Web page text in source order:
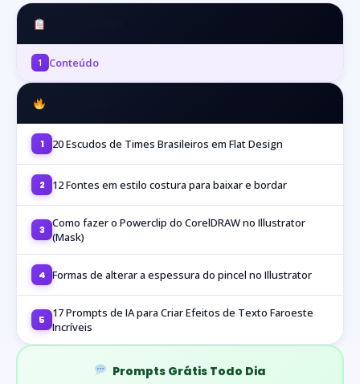
1 Conteúdo
1 20 Escudos de Times Brasileiros em Flat Design
2 12 Fontes em estilo costura para baixar e bordar
3 Como fazer o Powerclip do CorelDRAW no Illustrator
(Mask)
4 Formas de alterar a espessura do pincel no Illustrator
5
17 Prompts de IA para Criar Efeitos de Texto Faroeste
Incríveis
Prompts Grátis Todo Dia